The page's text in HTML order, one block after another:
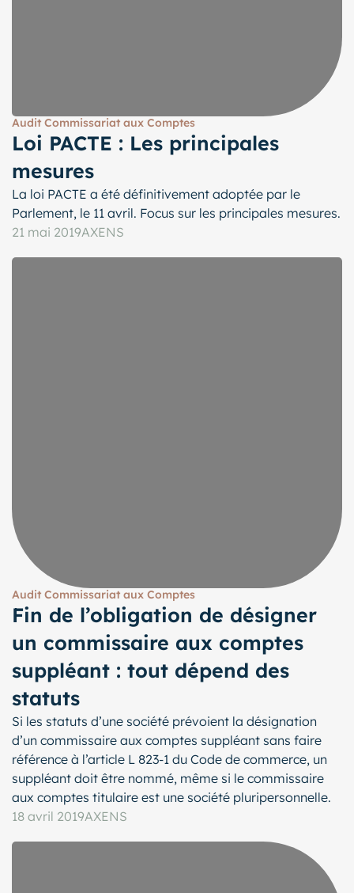
Audit Commissariat aux Comptes
Loi PACTE : Les principales
mesures
La loi PACTE a été définitivement adoptée par le
Parlement, le 11 avril. Focus sur les principales mesures.
21 mai 2019AXENS
Audit Commissariat aux Comptes
Fin de l’obligation de désigner
un commissaire aux comptes
suppléant : tout dépend des
statuts
Si les statuts d’une société prévoient la désignation
d’un commissaire aux comptes suppléant sans faire
référence à l’article L 823-1 du Code de commerce, un
suppléant doit être nommé, même si le commissaire
aux comptes titulaire est une société pluripersonnelle.
18 avril 2019AXENS